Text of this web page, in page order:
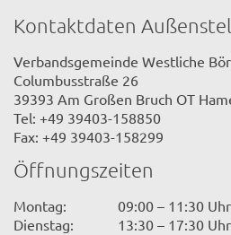
Kontaktdaten
Verbandsgemeinde Westliche
Columbusstraße 26
39393 Am Großen Bruch OT
Tel: +49 39403-158850
Fax: +49 39403-158299
Öffnungszeiten
Montag:
09:00 – 11:30
Dienstag:
13:30 – 17:30